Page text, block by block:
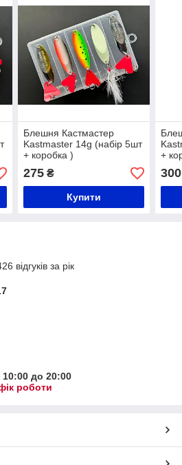
Блешня Кастмастер
Kastmaster 14g (набір 5шт
+ коробка )
275₴
Купити
+
300
відгуків за рік
до 20:00
роботи